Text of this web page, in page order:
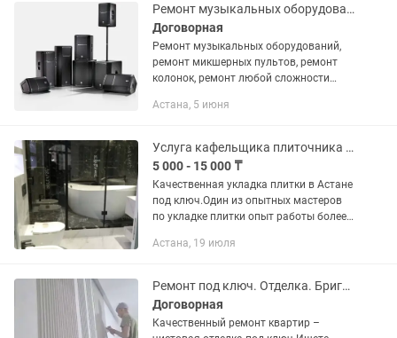
Ремонт музыкальных оборудований
Договорная
Ремонт музыкальных оборудований,
ремонт микшерных пультов, ремонт
колонок, ремонт любой сложности
Астана, 5 июня
Услуга кафельщика плиточника сантехника ремонт ванна санузел под ключ
5 000 - 15 000 ₸
Качественная укладка плитки в Астане
под ключ.Один из опытных мастеров
по укладке плитки опыт работы более
рассрочку KASPI RED Работаю с теми,
Астана, 19 июля
Ремонт под ключ. Отделка. Бригада. Ремонт. Ремонт квартир. Гипсокартон
Договорная
Качественный ремонт квартир –